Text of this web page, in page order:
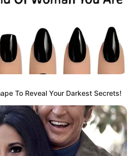
To Reveal Your Darkest Secrets!